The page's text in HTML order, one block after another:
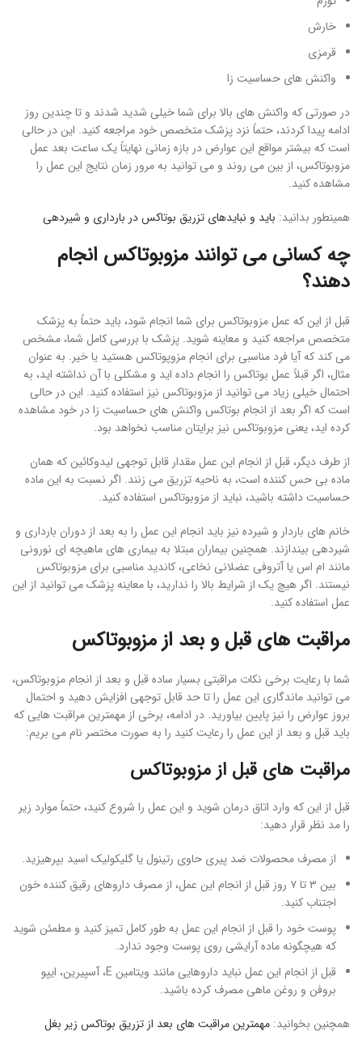
خارش
قرمزی
واکنش های حساسیت زا
در صورتی که واکنش های بالا برای شما خیلی شدید شدند و تا چندین روز
ادامه پیدا کردند، حتماً نزد پزشک متخصص خود مراجعه کنید. این در حالی
است که بیشتر مواقع این عوارض در بازه زمانی نهایتاً یک ساعت بعد عمل
مزوبوتاکس، از بین می روند و می توانید به مرور زمان نتایج این عمل را
مشاهده کنید.
همینطور بدانید: باید و نبایدهای تزریق بوتاکس در بارداری و شیردهی
چه کسانی می توانند مزوبوتاکس انجام
دهند؟
قبل از این که عمل مزوبوتاکس برای شما انجام شود، باید حتماً به پزشک
متخصص مراجعه کنید و معاینه شوید. پزشک با بررسی کامل شما، مشخص
می کند که آیا فرد مناسبی برای انجام مزوپوتاکس هستید یا خیر. به عنوان
مثال، اگر قبلاً عمل بوتاکس را انجام داده اید و مشکلی با آن نداشته اید، به
احتمال خیلی زیاد می توانید از مزوبوتاکس نیز استفاده کنید. این در حالی
است که اگر بعد از انجام بوتاکس واکنش های حساسیت زا در خود مشاهده
کرده اید، یعنی مزوبوتاکس نیز برایتان مناسب نخواهد بود.
از طرف دیگر، قبل از انجام این عمل مقدار قابل توجهی لیدوکائین که همان
ماده بی حس کننده است، به ناحیه تزریق می زنند. اگر نسبت به این ماده
حساسیت داشته باشید، نباید از مزوبوتاکس استفاده کنید.
خانم های باردار و شیرده نیز باید انجام این عمل را به بعد از دوران بارداری و
شیردهی بیندازند. همچنین بیماران مبتلا به بیماری های ماهیچه ای نورونی
مانند ام اس یا آتروفی عضلانی نخاعی، کاندید مناسبی برای مزوبوتاکس
نیستند. اگر هیچ یک از شرایط بالا را ندارید، با معاینه پزشک می توانید از این
عمل استفاده کنید.
مراقبت های قبل و بعد از مزوبوتاکس
شما با رعایت برخی نکات مراقبتی بسیار ساده قبل و بعد از انجام مزوبوتاکس،
می توانید ماندگاری این عمل را تا حد قابل توجهی افزایش دهید و احتمال
بروز عوارض را نیز پایین بیاورید. در ادامه، برخی از مهمترین مراقبت هایی که
باید قبل و بعد از این عمل را رعایت کنید را به صورت مختصر نام می بریم:
مراقبت های قبل از مزوبوتاکس
قبل از این که وارد اتاق درمان شوید و این عمل را شروع کنید، حتماً موارد زیر
را مد نظر قرار دهید:
از مصرف محصولات ضد پیری حاوی رتینول یا گلیکولیک اسید بپرهیزید.
بین ۳ تا ۷ روز قبل از انجام این عمل، از مصرف داروهای رقیق کننده خون
اجتناب کنید.
پوست خود را قبل از انجام این عمل به طور کامل تمیز کنید و مطمئن شوید
که هیچگونه ماده آرایشی روی پوست وجود ندارد.
قبل از انجام این عمل نباید داروهایی مانند ویتامین E، آسپیرین، ایپو
بروفن و روغن ماهی مصرف کرده باشید.
همچنین بخوانید: مهمترین مراقبت های بعد از تزریق بوتاکس زیر بغل